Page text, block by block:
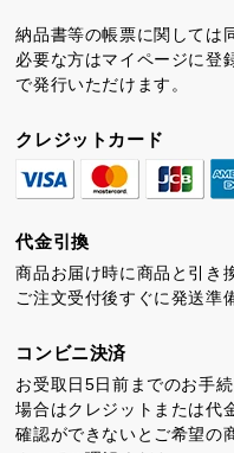
納品書等の帳票に関しては
必要な方はマイページに登
で発行いただけます。
クレジットカード
代金引換
商品お届け時に商品と引き
ご注文受付後すぐに発送準
コンビニ決済
お受取日5日前までのお手
場合はクレジットまたは代
確認ができないとご希望の